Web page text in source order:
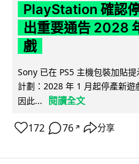
PlayStation 確認
出重要通告 2028
戲
Sony 已在 PS5 主機包裝加貼
計劃：2028 年 1 月起停產新遊
因此...
閱讀全文
172 76 ↗ 分享